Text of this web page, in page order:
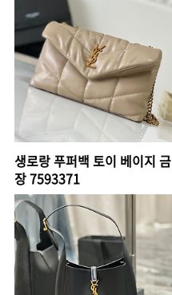
생로랑 푸퍼백 토이 베이지 금
장 7593371